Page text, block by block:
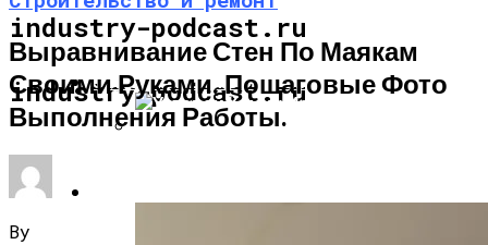
industry-podcast.ru
industry-podcast.ru
СТРОИТЕЛЬСТВО И РЕМОНТ
Выравнивание Стен По Маякам
Своими Руками. Пошаговые Фото
Выполнения Работы.
By